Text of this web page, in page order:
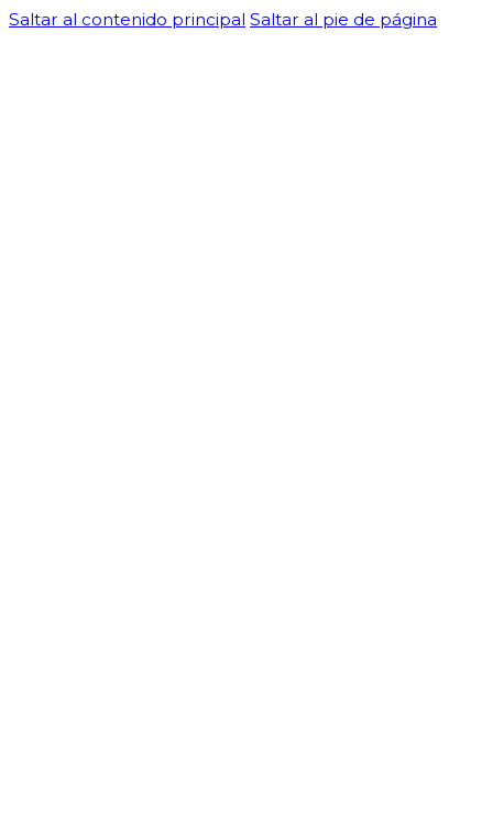
Saltar al contenido principal Saltar al pie de página